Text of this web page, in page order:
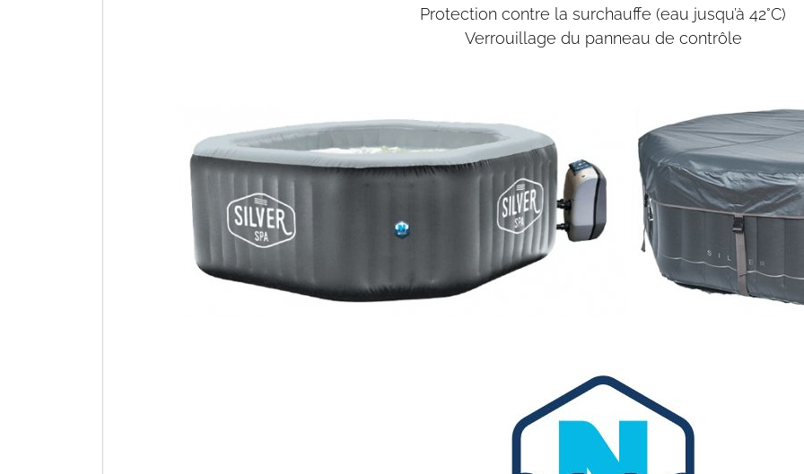
Protection contre la surchauffe (eau jusqu’à 42°C)
Verrouillage du panneau de contrôle